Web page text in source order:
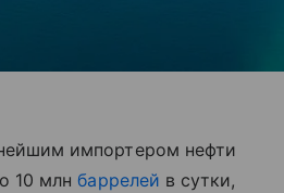
импортером нефти
10 млнбаррелей в сутки,